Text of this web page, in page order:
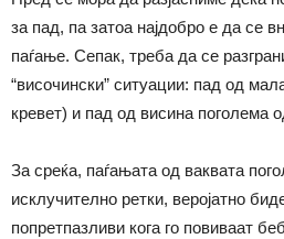
за пад, па затоа најдобро е да се
паѓање. Сепак, треба да се
“височински” ситуации: пад од
кревет) и пад од висина поголема
За среќа, паѓањата од ваквата
исклучително ретки, веројатно
попретпазливи кога го повиваат